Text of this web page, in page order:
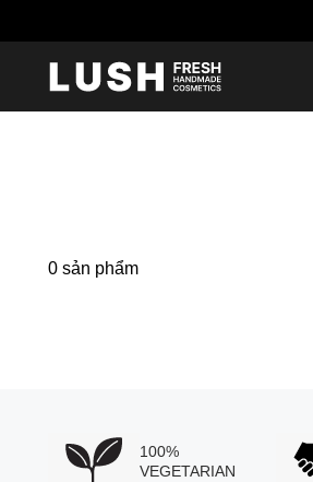
0 sản phẩm
100%
VEGETARIAN